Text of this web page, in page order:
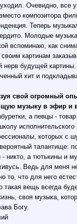
Очевидно,
композитора
Теперь
Молодые
вспоминаю, как
картинам
будущей
хит и
свой огромный
музыку в эфир и
а певцы -
которых
талантище:
- никто, а тютькины и
Ведь для меня
то, что для него
такая вещь всегда
своя музыка,
Богу.